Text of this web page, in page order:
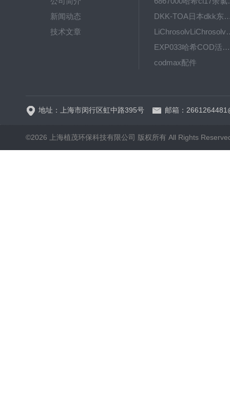
新闻动态
技术文章
DKK-TOA日本dkk东亚电
EXP033哈希COD活塞泵价格 EXP033
codmax配件
地址：上海市闵行区虹中路395号 邮箱：
©2026 上海植茂环保科技有限公司 版权所有 All Rights